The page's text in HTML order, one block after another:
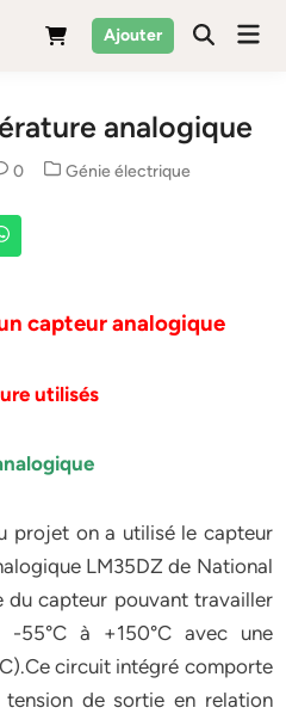
Ajouter
analogique
0
Posted
Génie électrique
capteur analogique
utilisés
projet on a utilisé le capteur
LM35DZ de National
du capteur pouvant travailler
55°C à +150°C avec une
circuit intégré comporte
de sortie en relation